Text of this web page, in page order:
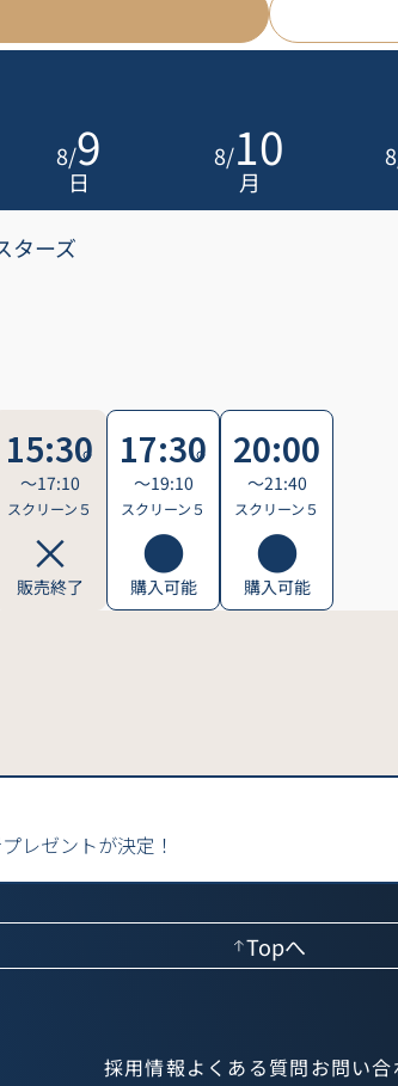
8/9
日
8/10
月
8
ターズ
15:30
〜17:10
スクリーン５
販売終了
17:30
〜19:10
スクリーン５
購入可能
20:00
〜21:40
スクリーン５
購入可能
レゼントが決定！
Topへ
採用情報よくある質問お問い合